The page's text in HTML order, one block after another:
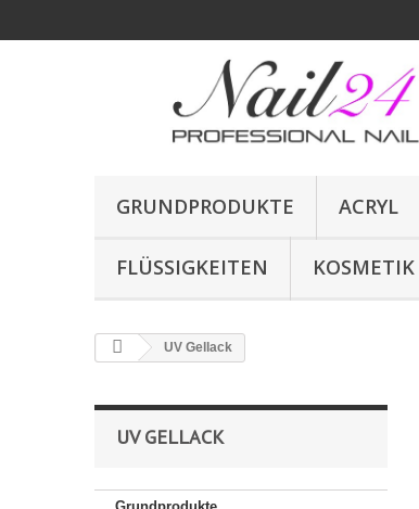
GRUNDPRODUKTE ACRYL
FLÜSSIGKEITEN KOSMETIK
UV Gellack
UV GELLACK